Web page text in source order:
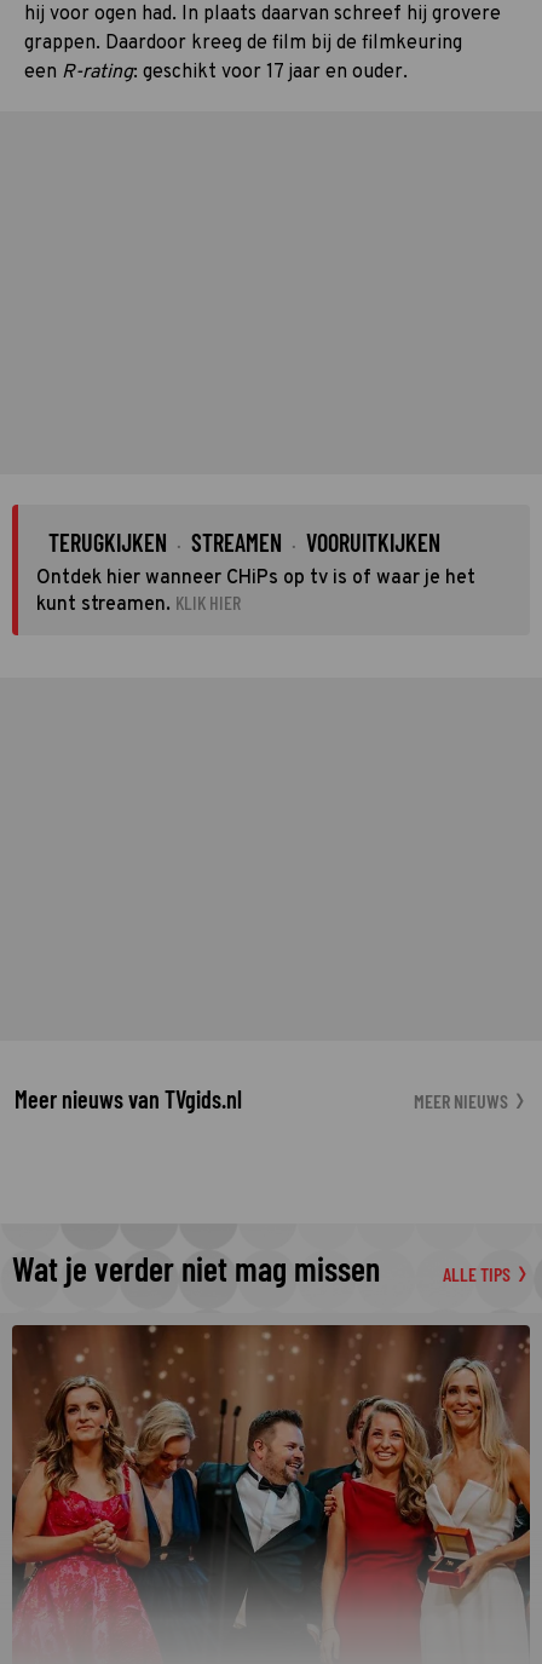
hij voor ogen had. In plaats daarvan schreef hij grovere
grappen. Daardoor kreeg de film bij de filmkeuring
een R-rating: geschikt voor 17 jaar en ouder.
TERUGKIJKEN · STREAMEN · VOORUITKIJKEN
Ontdek hier wanneer CHiPs op tv is of waar je het
kunt streamen. KLIK HIER
Meer nieuws van TVgids.nl MEER NIEUWS
Wat je verder niet mag missen ALLE TIPS